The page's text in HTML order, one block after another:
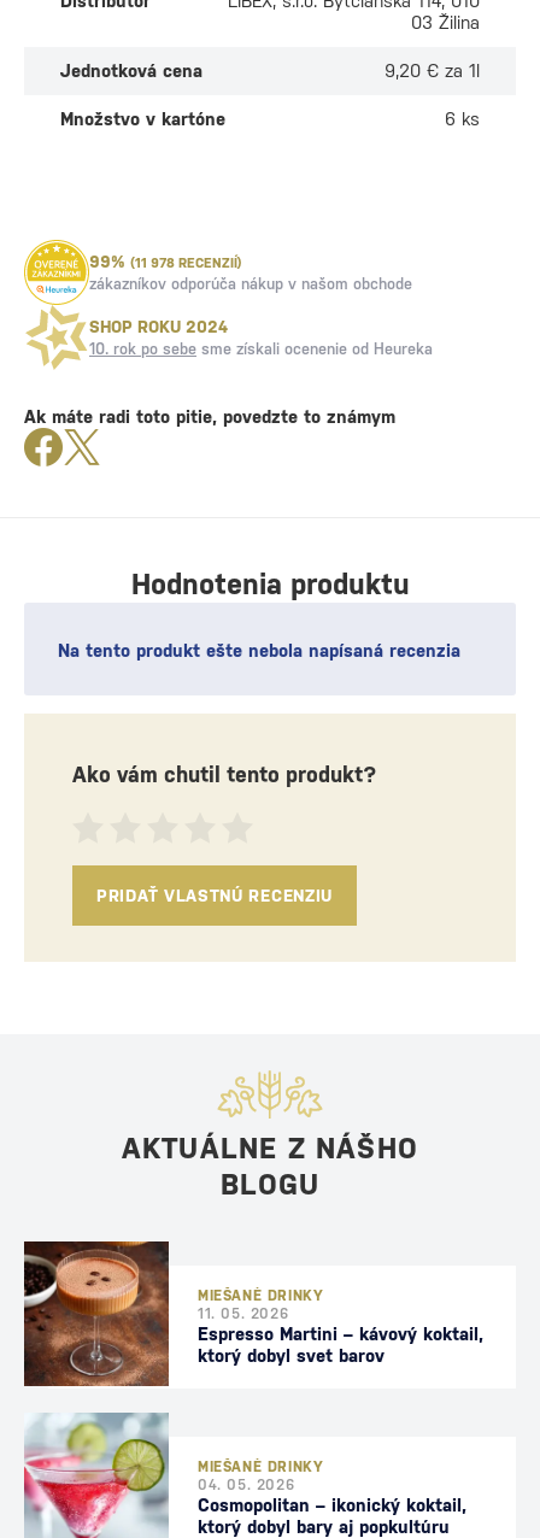
03 Žilina
Jednotková cena 9,20 € za 1l
Množstvo v kartóne 6 ks
Hodnotenia produktu
Na tento produkt ešte nebola napísaná recenzia
Ako vám chutil tento produkt?
PRIDAŤ VLASTNÚ RECENZIU
99% (11 978 RECENZIÍ)
zákazníkov odporúča nákup v našom obchode
SHOP ROKU 2024
10. rok po sebe sme získali ocenenie od Heureka
Ak máte radi toto pitie, povedzte to známym
AKTUÁLNE Z NÁŠHO
BLOGU
MIEŠANÉ DRINKY
11. 05. 2026
Espresso Martini – kávový koktail,
ktorý dobyl svet barov
MIEŠANÉ DRINKY
04. 05. 2026
Cosmopolitan – ikonický koktail,
ktorý dobyl bary aj popkultúru